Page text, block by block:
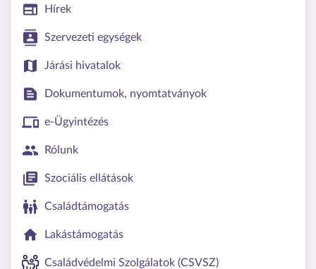
Hírek
Szervezeti egységek
Járási hivatalok
Dokumentumok, nyomtatványok
e-Ügyintézés
Rólunk
Szociális ellátások
Családtámogatás
Lakástámogatás
Családvédelmi Szolgálatok (CSVSZ)